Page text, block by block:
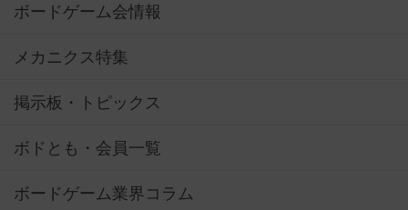
ボードゲーム会情報
メカニクス特集
掲示板・トピックス
ボドとも・会員一覧
ボードゲーム業界コラム